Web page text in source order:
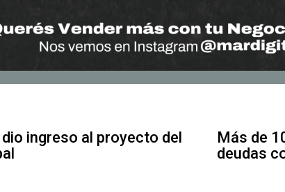
ingreso al proyecto del
Más de
deudas